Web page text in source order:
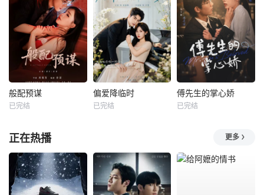
般配预谋
已完结
偏爱降临时
已完结
傅先生的掌心娇
已完结
正在热播 更多